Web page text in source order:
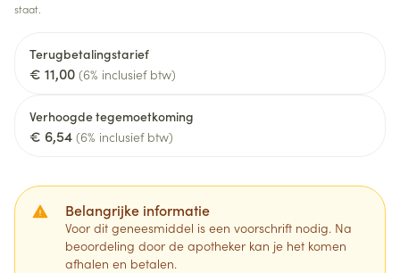
staat.
Terugbetalingstarief
€ 11,00 (6% inclusief btw)
Verhoogde tegemoetkoming
€ 6,54 (6% inclusief btw)
Belangrijke informatie
Voor dit geneesmiddel is een voorschrift nodig. Na
beoordeling door de apotheker kan je het komen
afhalen en betalen.